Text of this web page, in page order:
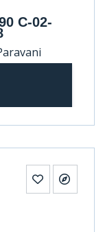
C-02-